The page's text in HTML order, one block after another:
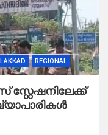
REGIONAL